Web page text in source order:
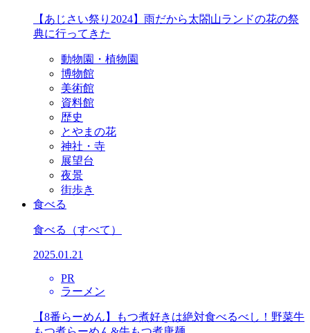
【あじさい祭り2024】雨だから太閤山ランドの花の祭
典に行ってきた
動物園・植物園
博物館
美術館
資料館
歴史
とやまの花
神社・寺
展望台
夜景
街歩き
食べる
食べる （すべて）
2025.01.21
PR
ラーメン
【8番らーめん】もつ煮好きは絶対食べるべし！野菜牛